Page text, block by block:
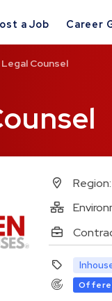
a Job Career
Legal Counsel
Region: